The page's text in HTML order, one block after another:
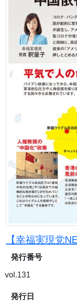
発行番号
vol.131
発行日